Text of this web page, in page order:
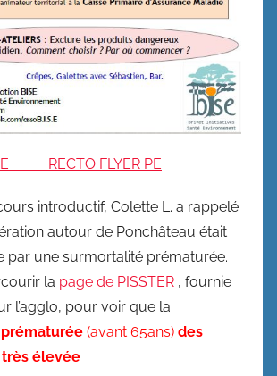
RECTO FLYER PE
introductif, Colette L. a rappelé
autour de Ponchâteau était
par une surmortalité prématurée.
la page de PISSTER , fournie
l’agglo, pour voir que la
(avant 65ans) des
élevée